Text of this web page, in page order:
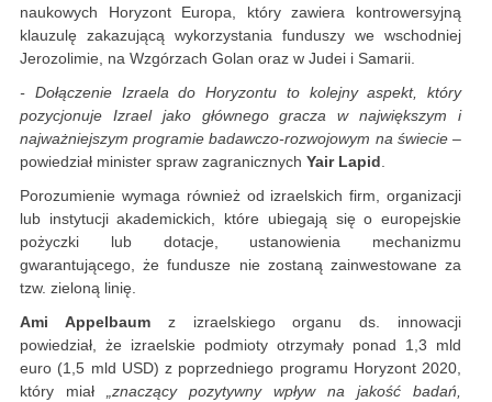
naukowych Horyzont Europa, który zawiera kontrowersyjną
klauzulę zakazującą wykorzystania funduszy we wschodniej
Jerozolimie, na Wzgórzach Golan oraz w Judei i Samarii.
- Dołączenie Izraela do Horyzontu to kolejny aspekt, który
pozycjonuje Izrael jako głównego gracza w największym i
najważniejszym programie badawczo-rozwojowym na świecie –
powiedział minister spraw zagranicznych Yair Lapid.
Porozumienie wymaga również od izraelskich firm, organizacji
lub instytucji akademickich, które ubiegają się o europejskie
pożyczki lub dotacje, ustanowienia mechanizmu
gwarantującego, że fundusze nie zostaną zainwestowane za
tzw. zieloną linię.
Ami Appelbaumz izraelskiego organu ds. innowacji
powiedział, że izraelskie podmioty otrzymały ponad 1,3 mld
euro (1,5 mld USD) z poprzedniego programu Horyzont 2020,
który miał „znaczący pozytywny wpływ na jakość badań,